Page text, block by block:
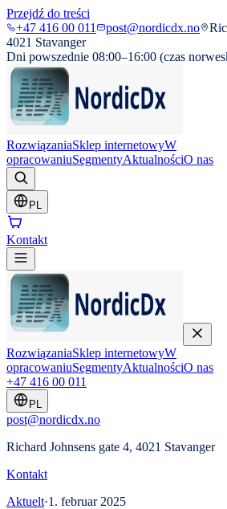
Przejdź do treści
+47 416 00 011
post@nordicdx.no
4021 Stavanger
Dni powszednie 08:00–16:00 (czas
RozwiązaniaSklep internetowyW
opracowaniuSegmentyAktualnościO nas
PL
Kontakt
RozwiązaniaSklep internetowyW
opracowaniuSegmentyAktualnościO nas
+47 416 00 011
PL
post@nordicdx.no
Richard Johnsens gate 4, 4021 Stavanger
Kontakt
Aktuelt·1. februar 2025